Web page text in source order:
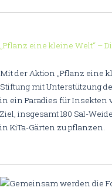
„Pflanz eine kleine Welt“ –
Mit der Aktion „Pflanz eine
Stiftung mit Unterstützung
in ein Paradies für Insekten
Ziel, insgesamt 180 Sal-
in KiTa-Gärten zu pflanzen.